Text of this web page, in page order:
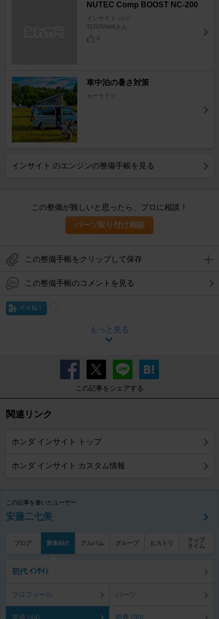
NUTEC Comp BOOST NC-200
インサイト [ZE1]
TERITAMAさん
0
車中泊の暑さ対策
カーライフ
インサイト のエンジンの整備手帳を見る
この整備が難しいと思ったら、プロに相談！
パーツ取り付け相談
この整備手帳をクリップして保存
この整備手帳のコメントを見る
イイね！
もっと見る
この記事をシェアする
関連リンク
ホンダ インサイト トップ
ホンダ インサイト カスタム情報
この記事を書いたユーザー
安藤二七美
ブログ 愛車紹介 アルバム グループ ヒストリ
ラップ
タイム
初代 ｲﾝｻｲﾄ
プロフィール パーツ
整備 (44) 燃費 (90)